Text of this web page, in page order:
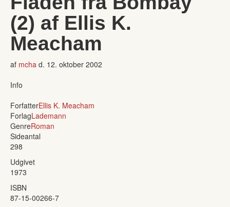
(2) af Ellis K.
Meacham
af mcha d. 12. oktober 2002
Info
ForfatterEllis K. Meacham
ForlagLademann
GenreRoman
Sideantal
298
Udgivet
1973
ISBN
87-15-00266-7